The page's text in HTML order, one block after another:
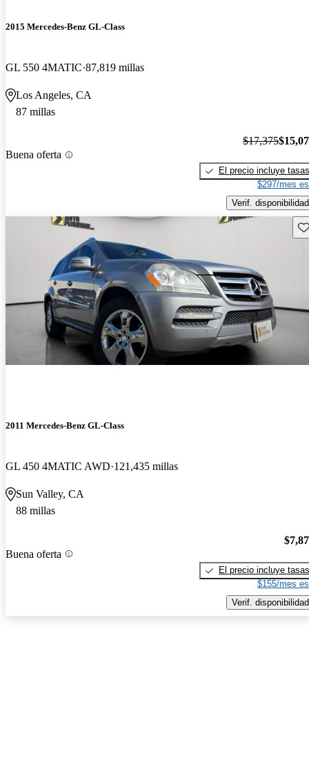
2015 Mercedes-Benz GL-Class
GL 550 4MATIC 87,819 millas
Los Angeles, CA
87 millas
Buena oferta
$17,375
El precio incluye tasas
$297/mes
Verif. disponibilidad
2011 Mercedes-Benz GL-Class
GL 450 4MATIC AWD 121,435 millas
Sun Valley, CA
88 millas
Buena oferta
El precio incluye tasas
$155/mes
Verif. disponibilidad